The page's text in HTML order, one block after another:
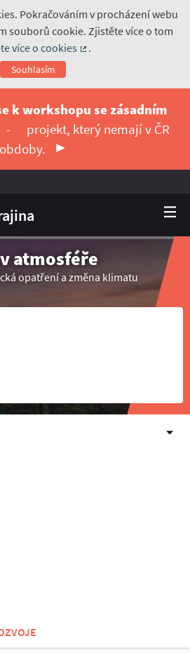
Pokračováním v procházení webu
souborů cookie. Zjistěte více o tom
více o cookies
.
Souhlasím
k workshopu se zásadním
-
projekt, který nemají v ČR
obdoby.
atmosféře
opatření a změna klimatu